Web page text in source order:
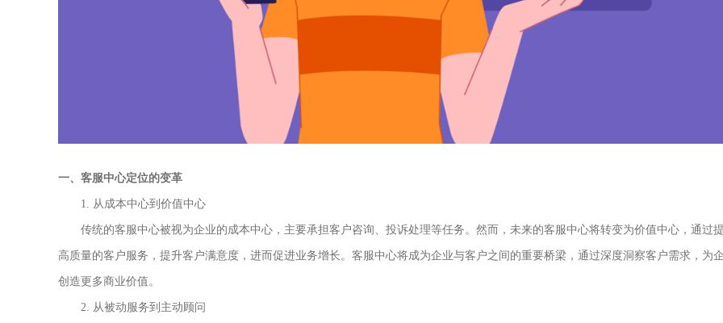
一、客服中心定位的变革
1. 从成本中心到价值中心
传统的客服中心被视为企业的成本中心，主要承担客户咨询、投诉处理等任务。然而，未来的客服中心将转变为价值中心，通过
高质量的客户服务，提升客户满意度，进而促进业务增长。客服中心将成为企业与客户之间的重要桥梁，通过深度洞察客户需求，为
创造更多商业价值。
2. 从被动服务到主动顾问